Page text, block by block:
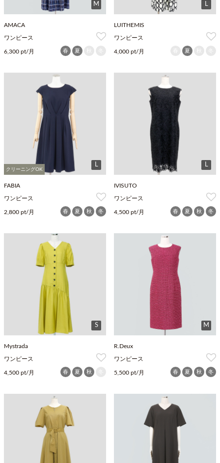
M
AMACA
ワンピース
6,300 pt/月 春 夏
L
LUITHEMIS
ワンピース
4,000 pt/月 夏
クリーニングOK
L
FABIA
ワンピース
2,800 pt/月 春 夏 秋 冬
L
IVISUTO
ワンピース
4,500 pt/月 春 夏 秋 冬
S
Mystrada
ワンピース
4,500 pt/月 春 夏 秋
M
R.Deux
ワンピース
5,500 pt/月 春 夏 秋 冬